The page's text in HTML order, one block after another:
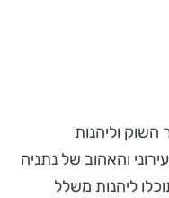
השוק וליהנות
והאהוב של נתניה
ליהנות משלל